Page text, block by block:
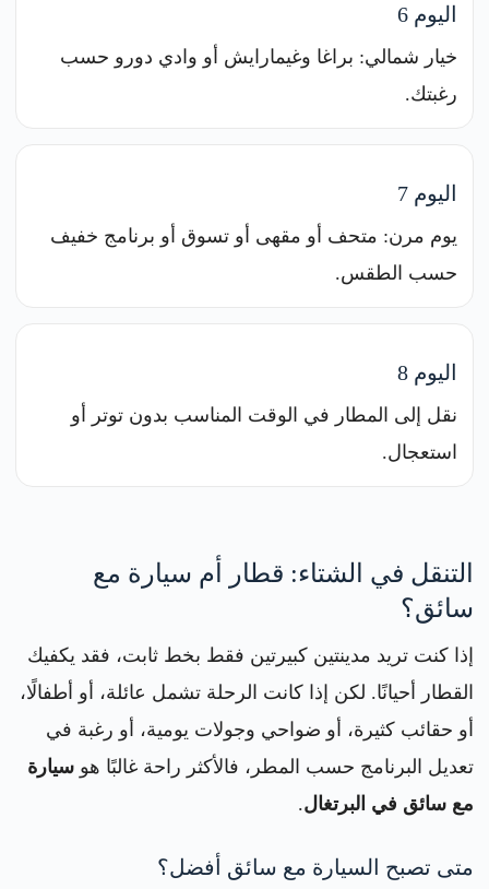
اليوم 6
خيار شمالي: براغا وغيمارايش أو وادي دورو حسب
رغبتك.
اليوم 7
يوم مرن: متحف أو مقهى أو تسوق أو برنامج خفيف
حسب الطقس.
اليوم 8
نقل إلى المطار في الوقت المناسب بدون توتر أو
استعجال.
التنقل في الشتاء: قطار أم سيارة مع
سائق؟
إذا كنت تريد مدينتين كبيرتين فقط بخط ثابت، فقد يكفيك
القطار أحيانًا. لكن إذا كانت الرحلة تشمل عائلة، أو أطفالًا،
أو حقائب كثيرة، أو ضواحي وجولات يومية، أو رغبة في
تعديل البرنامج حسب المطر، فالأكثر راحة غالبًا هو سيارة
مع سائق في البرتغال.
متى تصبح السيارة مع سائق أفضل؟